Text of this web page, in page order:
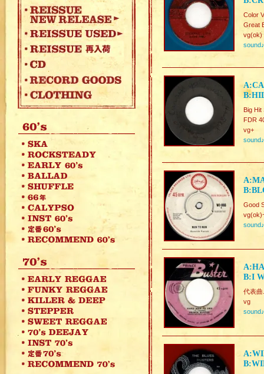
Color
Great
vg(ok)
sound♪
Big Hit
FDR
vg+
sound♪
Good
sound♪
B:I
代表
vg
sound♪